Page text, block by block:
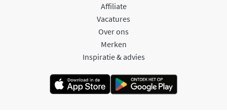
Affiliate
Vacatures
Over ons
Merken
Inspiratie & advies